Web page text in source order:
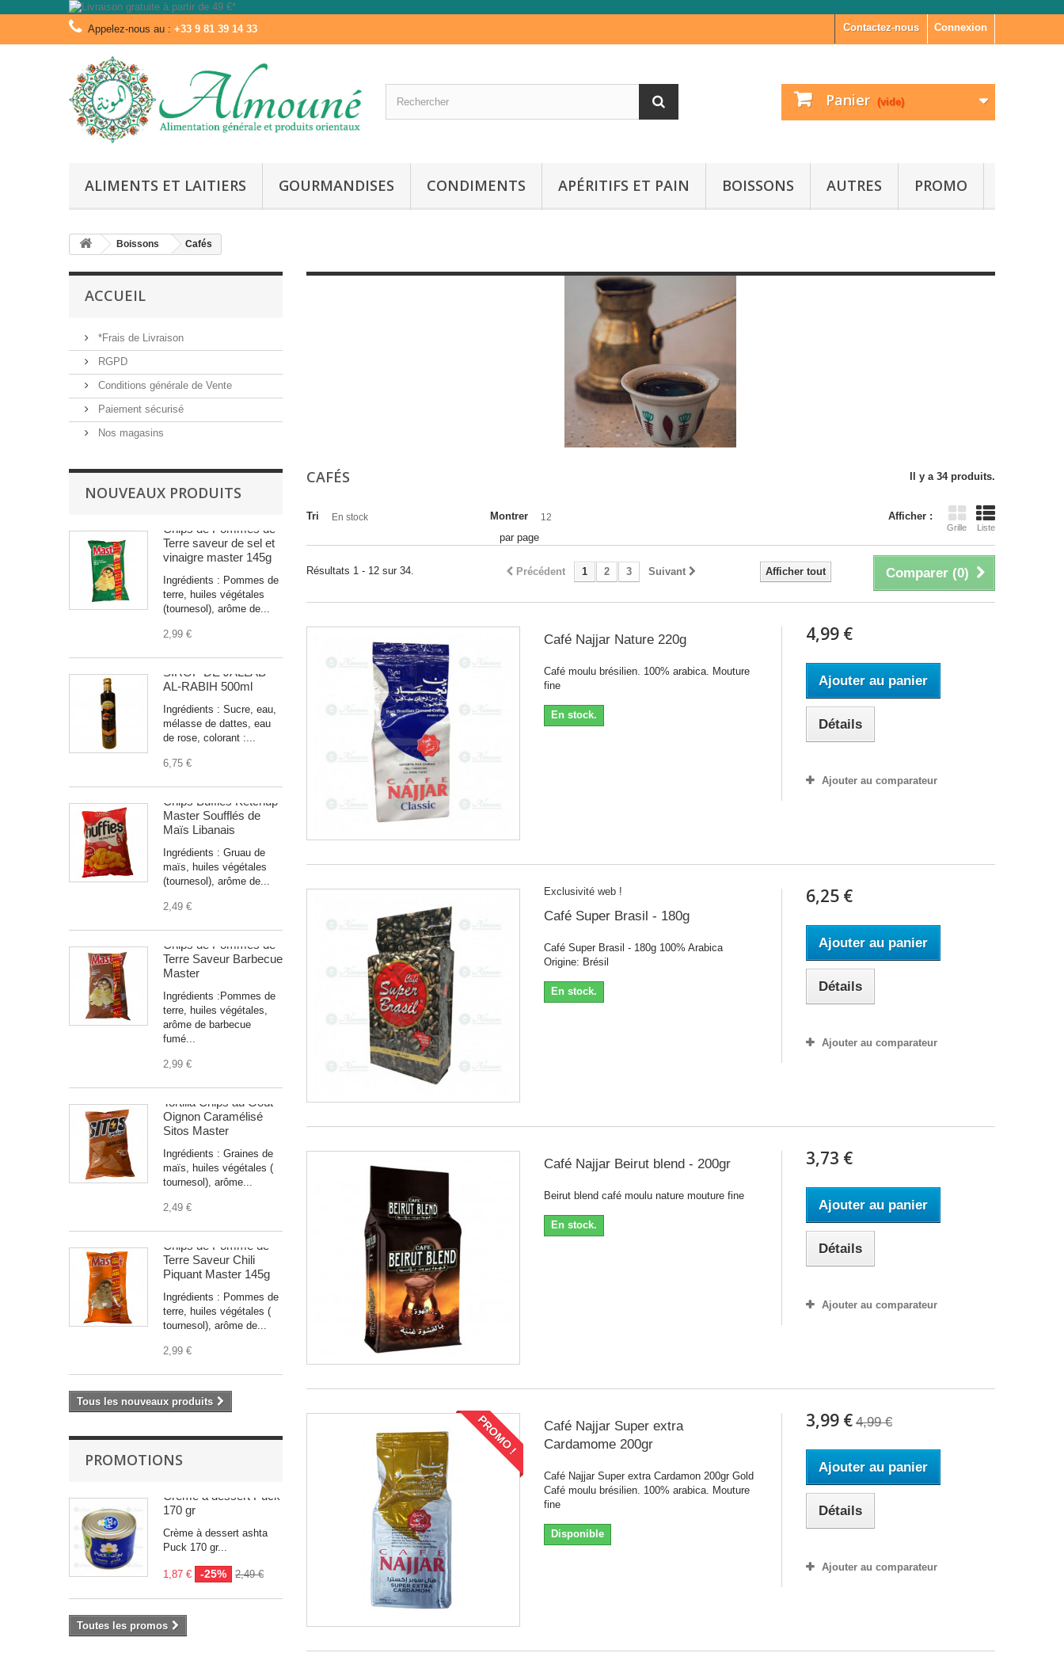
Connexion
Contactez-nous
Appelez-nous au : +33 9 81 39 14 33
Panier (vide)
ALIMENTS ET LAITIERS GOURMANDISES CONDIMENTS APÉRITIFS ET PAIN BOISSONS AUTRES PROMO
Boissons Cafés
ACCUEIL
*Frais de Livraison
RGPD
Conditions générale de Vente
Paiement sécurisé
Nos magasins
NOUVEAUX PRODUITS
Chips de Pommes de
Terre saveur de sel et
vinaigre master 145g
Ingrédients : Pommes de
terre, huiles végétales
(tournesol), arôme de...
2,99 €
SIROP DE JALLAB
AL-RABIH 500ml
Ingrédients : Sucre, eau,
mélasse de dattes, eau
de rose, colorant :...
6,75 €
Chips Buffies Ketchup
Master Soufflés de
Maïs Libanais
Ingrédients : Gruau de
maïs, huiles végétales
(tournesol), arôme de...
2,49 €
Chips de Pommes de
Terre Saveur Barbecue
Master
Ingrédients :Pommes de
terre, huiles végétales,
arôme de barbecue
fumé...
2,99 €
Tortilla Chips au Goût
Oignon Caramélisé
Sitos Master
Ingrédients : Graines de
maïs, huiles végétales (
tournesol), arôme...
2,49 €
Chips de Pomme de
Terre Saveur Chili
Piquant Master 145g
Ingrédients : Pommes de
terre, huiles végétales (
tournesol), arôme de...
2,99 €
Tous les nouveaux produits
PROMOTIONS
Crème à dessert Puck
170 gr
Crème à dessert ashta
Puck 170 gr...
1,87 € -25% 2,49 €
Toutes les promos
CAFÉS Il y a 34 produits.
Afficher :
Grille Liste
Tri En stock Montrer 12
par page
Comparer (0)
Afficher tout
Précédent 1 2 3 Suivant
Résultats 1 - 12 sur 34.
Café Najjar Nature 220g
Café moulu brésilien. 100% arabica. Mouture
fine
En stock.
4,99 €
Ajouter au panier
Détails
Ajouter au comparateur
Exclusivité web !
Café Super Brasil - 180g
Café Super Brasil - 180g 100% Arabica
Origine: Brésil
En stock.
6,25 €
Ajouter au panier
Détails
Ajouter au comparateur
Café Najjar Beirut blend - 200gr
Beirut blend café moulu nature mouture fine
En stock.
3,73 €
Ajouter au panier
Détails
Ajouter au comparateur
PROMO !
Café Najjar Super extra
Cardamome 200gr
Café Najjar Super extra Cardamon 200gr Gold
Café moulu brésilien. 100% arabica. Mouture
fine
Disponible
3,99 € 4,99 €
Ajouter au panier
Détails
Ajouter au comparateur